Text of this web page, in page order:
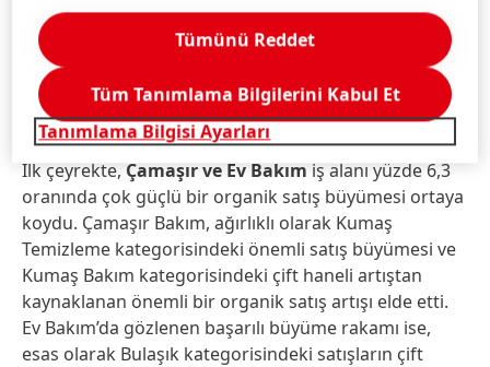
tedbirlerinin etkileri nedeniyle gerileme gösterdi.
Döviz kurları satışlar üzerinde yüzde 0,8 oranında
olumlu bir etki yarattı. Satın alma ve elden çıkarmalar
ise satışların yüzde -0,5 oranında azalmasına neden
oldu.
İlk çeyrekte, Çamaşır ve Ev Bakım iş alanı yüzde 6,3
oranında çok güçlü bir organik satış büyümesi ortaya
koydu. Çamaşır Bakım, ağırlıklı olarak Kumaş
Temizleme kategorisindeki önemli satış büyümesi ve
Kumaş Bakım kategorisindeki çift haneli artıştan
kaynaklanan önemli bir organik satış artışı elde etti.
Ev Bakım’da gözlenen başarılı büyüme rakamı ise,
esas olarak Bulaşık kategorisindeki satışların çift
Tanımlama Bilgisi Ayarları
Tümünü Reddet
Tüm Tanımlama Bilgilerini Kabul Et